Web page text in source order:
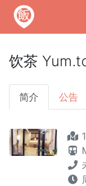
饮茶
简介 公告